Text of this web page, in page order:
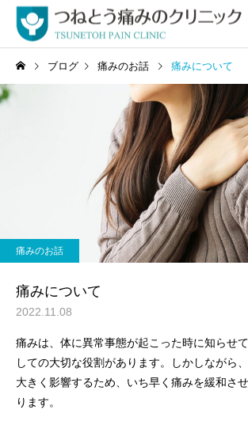
自費診療
ブログ 痛みのお話 痛みについて
痛みのお話
痛みについて
2022.11.08
痛みは、体に異常事態が起こった時に知らせ
しての大切な役割があります。しかしながら
大きく影響するため、いち早く痛みを緩和さ
ります。